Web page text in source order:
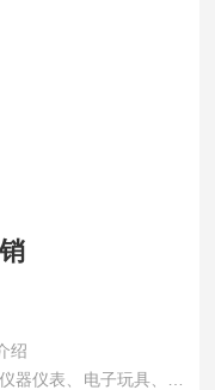
绍
器仪表、电子玩具、医